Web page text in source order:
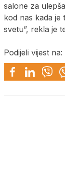
salone za
kod nas kada je
svetu”, rekla je
Podijeli vijest na: